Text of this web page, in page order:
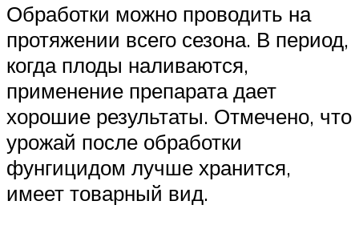
Обработки можно проводить на
протяжении всего сезона. В период,
когда плоды наливаются,
применение препарата дает
хорошие результаты. Отмечено, что
урожай после обработки
фунгицидом лучше хранится,
имеет товарный вид.